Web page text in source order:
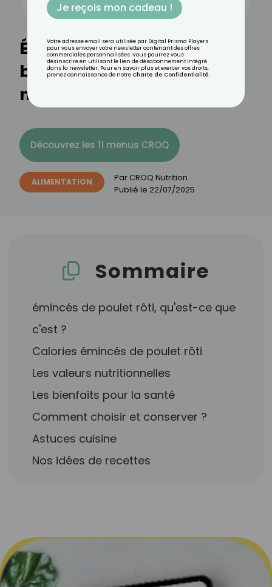
Émincés de poulet rôti :
bienfaits, valeurs
nutritionnelles et recettes
Découvrez les 11 menus CROQ
ALIMENTATION Par CROQ Nutrition
Publié le 22/07/2025
Sommaire
émincés de poulet rôti, qu'est-ce que
c'est ?
Calories émincés de poulet rôti
Les valeurs nutritionnelles
Les bienfaits pour la santé
Comment choisir et conserver ?
Astuces cuisine
Nos idées de recettes
Je reçois mon cadeau !
Votre adresse email sera utilisée par Digital Prisma Players
pour vous envoyer votre newsletter contenant des offres
commerciales personnalisées. Vous pourrez vous
désinscrire en utilisant le lien de désabonnement intégré
dans la newsletter. Pour en savoir plus et exercer vos droits,
prenez connaissance de notre Charte de Confidentialité.